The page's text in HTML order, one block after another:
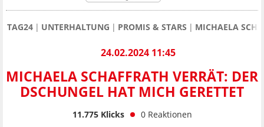
TAG24 UNTERHALTUNG PROMIS & STARS MICHAELA
24.02.2024 11:45
MICHAELA SCHAFFRATH VERRÄT: DER
DSCHUNGEL HAT MICH GERETTET
11.775Klicks 0 Reaktionen